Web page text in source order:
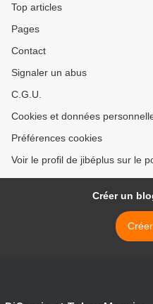
Top articles
Pages
Contact
Signaler un abus
C.G.U.
Cookies et données
Préférences cookies
Voir le profil de jibéplus sur le
Créer un